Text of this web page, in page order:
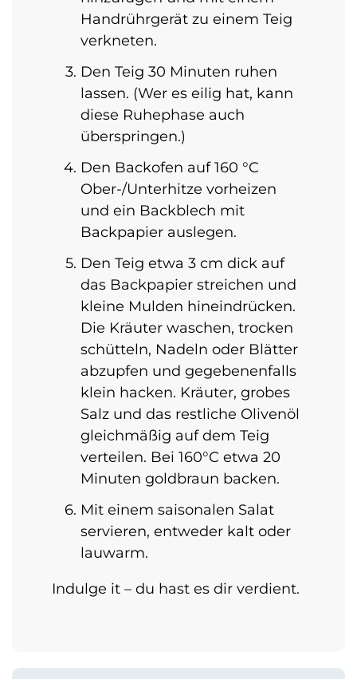
Handrührgerät zu einem Teig
verkneten.
Den Teig 30 Minuten ruhen
lassen. (Wer es eilig hat, kann
diese Ruhephase auch
überspringen.)
Den Backofen auf 160 °C
Ober-/Unterhitze vorheizen
und ein Backblech mit
Backpapier auslegen.
Den Teig etwa 3 cm dick auf
das Backpapier streichen und
kleine Mulden hineindrücken.
Die Kräuter waschen, trocken
schütteln, Nadeln oder Blätter
abzupfen und gegebenenfalls
klein hacken. Kräuter, grobes
Salz und das restliche Olivenöl
gleichmäßig auf dem Teig
verteilen. Bei 160°C etwa 20
Minuten goldbraun backen.
Mit einem saisonalen Salat
servieren, entweder kalt oder
lauwarm.
Indulge it – du hast es dir verdient.